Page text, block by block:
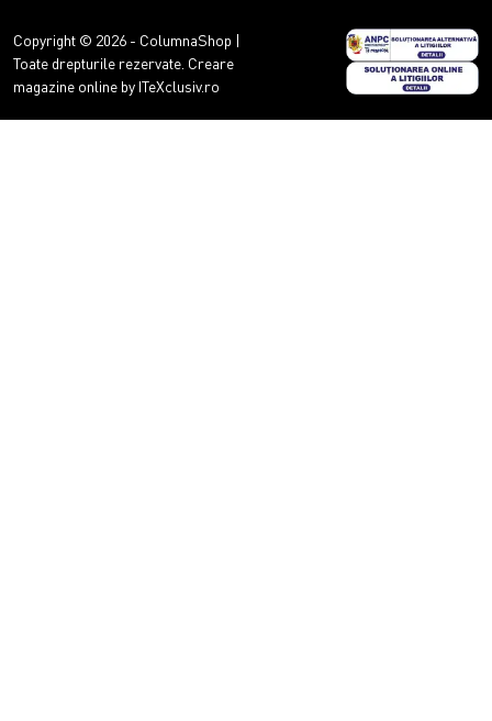
Copyright © 2026 - ColumnaShop |
Toate drepturile rezervate. Creare
magazine online by ITeXclusiv.ro